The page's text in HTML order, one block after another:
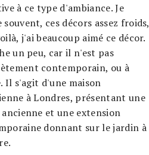
à ce type d'ambiance. Je
ces décors assez froids,
j'ai beaucoup aimé ce décor.
un peu, car il n'est pas
contemporain, ou à
Il s'agit d'une maison
à Londres, présentant une
et une extension
donnant sur le jardin à